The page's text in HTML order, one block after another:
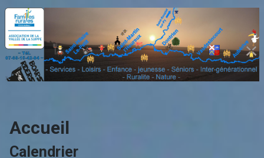
Accueil
Calendrier